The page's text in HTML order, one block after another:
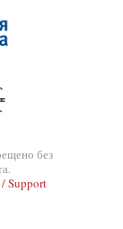
без
Support